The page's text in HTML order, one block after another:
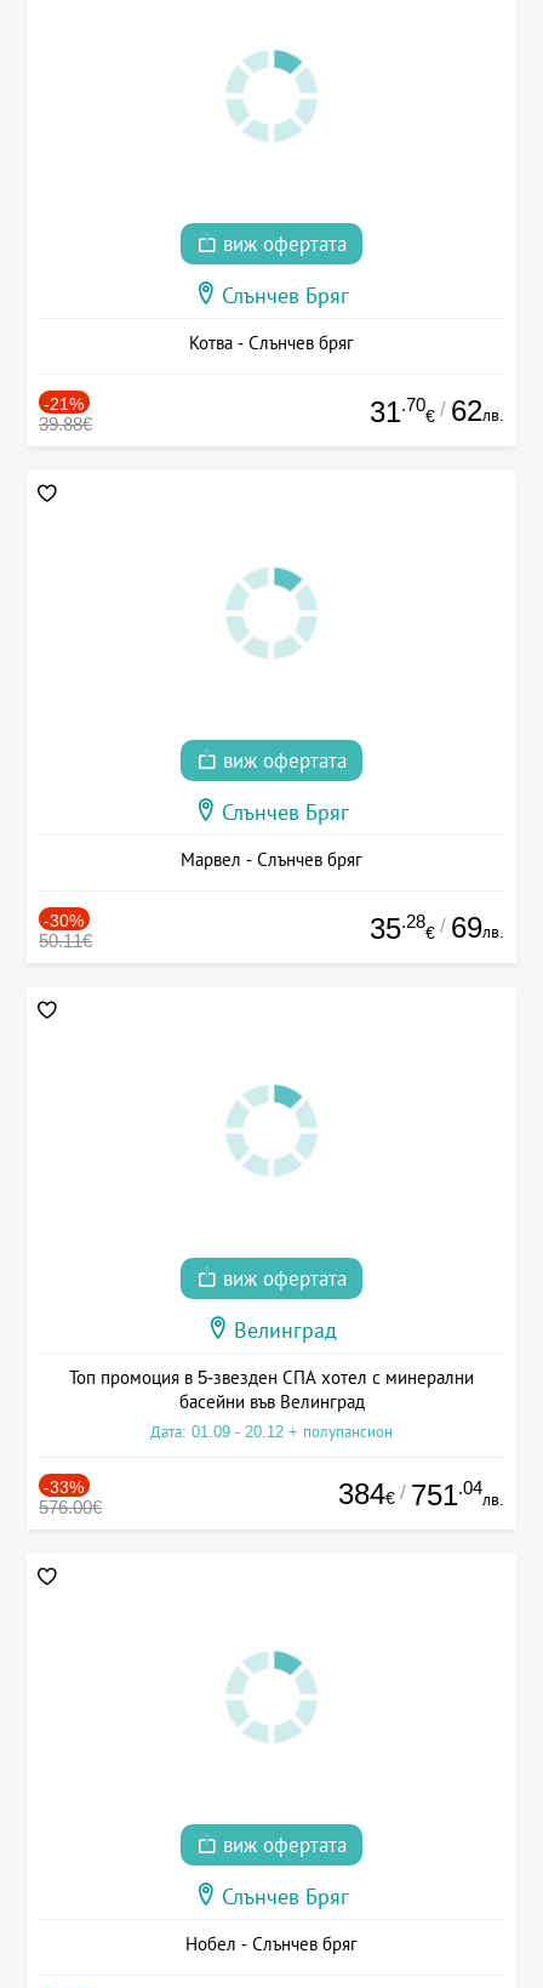
виж офертата
Слънчев Бряг
Котва - Слънчев бряг
-21%
39.88€ 31.70
€ / 62лв.
виж офертата
Слънчев Бряг
Марвел - Слънчев бряг
-30%
50.11€ 35.28
€ / 69лв.
виж офертата
Велинград
Топ промоция в 5-звезден СПА хотел с минерални
басейни във Велинград
Дата: 01.09 - 20.12 + полупансион
-33%
576.00€ 384€ / 751.04
лв.
виж офертата
Слънчев Бряг
Нобел - Слънчев бряг